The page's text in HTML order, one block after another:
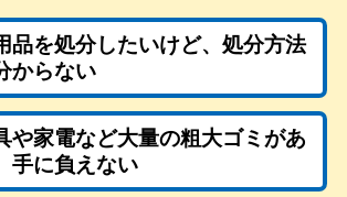
品を処分したいけど、処分方法
からない
や家電など大量の粗大ゴミがあ
手に負えない